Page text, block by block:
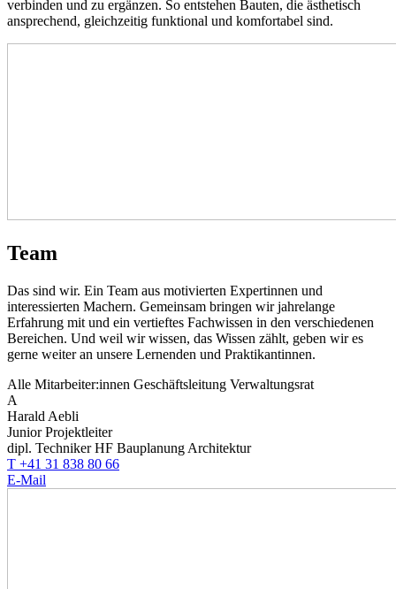
verbinden und zu ergänzen. So entstehen Bauten, die ästhetisch
ansprechend, gleichzeitig funktional und komfortabel sind.
Team
Das sind wir. Ein Team aus motivierten Expertinnen und
interessierten Machern. Gemeinsam bringen wir jahrelange
Erfahrung mit und ein vertieftes Fachwissen in den verschiedenen
Bereichen. Und weil wir wissen, das Wissen zählt, geben wir es
gerne weiter an unsere Lernenden und Praktikantinnen.
Alle Mitarbeiter:innen Geschäftsleitung Verwaltungsrat
A
Harald Aebli
Junior Projektleiter
dipl. Techniker HF Bauplanung Architektur
T +41 31 838 80 66
E-Mail